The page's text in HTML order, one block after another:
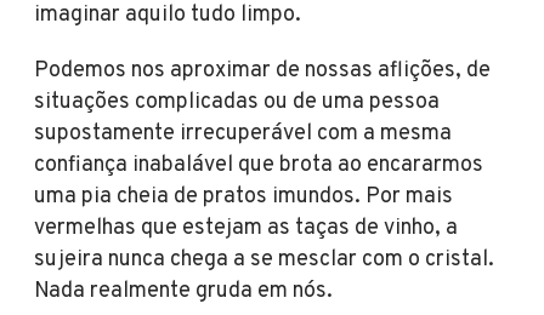
imaginar aquilo tudo limpo.
Podemos nos aproximar de nossas aflições, de
situações complicadas ou de uma pessoa
supostamente irrecuperável com a mesma
confiança inabalável que brota ao encararmos
uma pia cheia de pratos imundos. Por mais
vermelhas que estejam as taças de vinho, a
sujeira nunca chega a se mesclar com o cristal.
Nada realmente gruda em nós.